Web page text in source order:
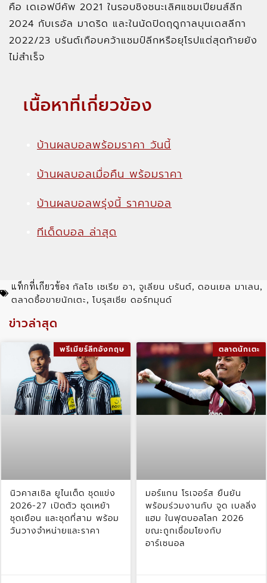
คือ เดเอฟบีคัพ 2021 ในรอบชิงชนะเลิศแชมเปียนส์ลีก
2024 กับเรอัล มาดริด และในนัดปิดฤดูกาลบุนเดสลีกา
2022/23 บรันต์เกือบคว้าแชมป์ลีกหรือยุโรปแต่สุดท้ายยัง
ไม่สำเร็จ
เนื้อหาที่เกี่ยวข้อง
บ้านผลบอลพร้อมราคา วันนี้
บ้านผลบอลเมื่อคืน พร้อมราคา
บ้านผลบอลพรุ่งนี้ ราคาบอล
ทีเด็ดบอล ล่าสุด
แท็กที่เกียวข้อง กัลโช เซเรีย อา จูเลียน บรันต์ ดอนเยล มาเลน
ตลาดซื้อขายนักเตะ โบรุสเซีย ดอร์ทมุนด์
ข่าวล่าสุด
พรีเมียร์ลีกอังกฤษ
นิวคาสเซิล ยูไนเต็ด ชุดแข่ง
2026-27 เปิดตัว ชุดเหย้า
ชุดเยือน และชุดที่สาม พร้อม
วันวางจำหน่ายและราคา
ตลาดนักเตะ
มอร์แกน โรเจอร์ส ยืนยัน
พร้อมร่วมงานกับ จูด เบลลิ่ง
แฮม ในฟุตบอลโลก 2026
ขณะถูกเชื่อมโยงกับ
อาร์เซนอล